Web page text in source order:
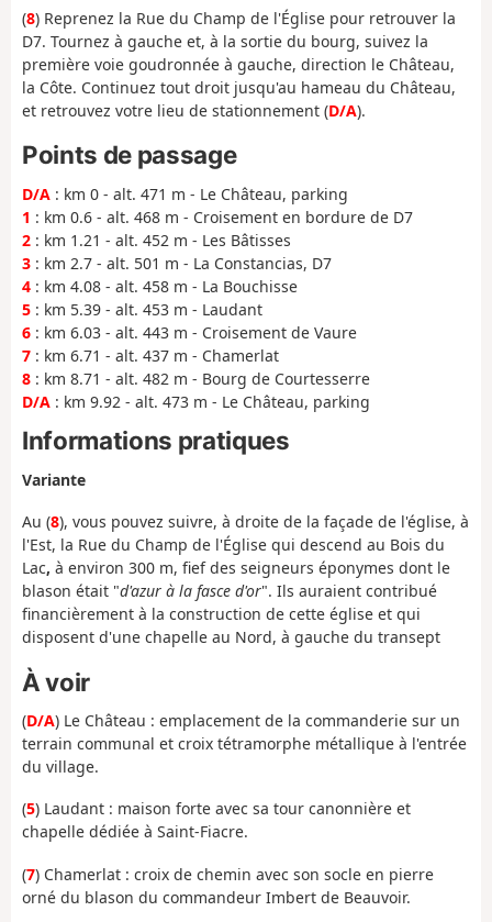
(8) Reprenez la Rue du Champ de l'Église pour retrouver la
D7. Tournez à gauche et, à la sortie du bourg, suivez la
première voie goudronnée à gauche, direction le Château,
la Côte. Continuez tout droit jusqu'au hameau du Château,
et retrouvez votre lieu de stationnement (D/A).
Points de passage
D/A : km 0 - alt. 471 m - Le Château, parking
1 : km 0.6 - alt. 468 m - Croisement en bordure de D7
2 : km 1.21 - alt. 452 m - Les Bâtisses
3 : km 2.7 - alt. 501 m - La Constancias, D7
4 : km 4.08 - alt. 458 m - La Bouchisse
5 : km 5.39 - alt. 453 m - Laudant
6 : km 6.03 - alt. 443 m - Croisement de Vaure
7 : km 6.71 - alt. 437 m - Chamerlat
8 : km 8.71 - alt. 482 m - Bourg de Courtesserre
D/A : km 9.92 - alt. 473 m - Le Château, parking
Informations pratiques
Variante
Au (8), vous pouvez suivre, à droite de la façade de l'église, à
l'Est, la Rue du Champ de l'Église qui descend au Bois du
Lac, à environ 300 m, fief des seigneurs éponymes dont le
blason était "d'azur à la fasce d'or". Ils auraient contribué
financièrement à la construction de cette église et qui
disposent d'une chapelle au Nord, à gauche du transept
À voir
(D/A) Le Château : emplacement de la commanderie sur un
terrain communal et croix tétramorphe métallique à l'entrée
du village.
(5) Laudant : maison forte avec sa tour canonnière et
chapelle dédiée à Saint-Fiacre.
(7) Chamerlat : croix de chemin avec son socle en pierre
orné du blason du commandeur Imbert de Beauvoir.